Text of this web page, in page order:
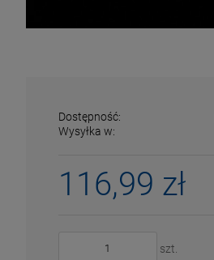
Dostępność:
Wysyłka w:
116,99 zł
szt.